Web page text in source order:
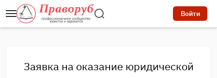
Войти
Заявка на оказание юридической